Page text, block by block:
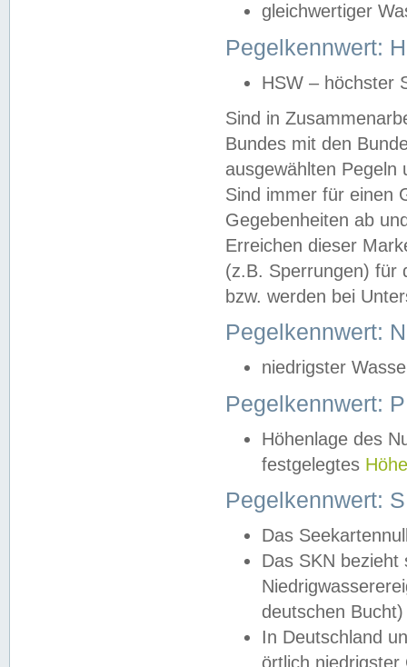
gleichwertiger
Pegelkennwert:
HSW – höchster
Sind in
Bundes mit den
ausgewählten
Sind immer für einen
Gegebenheiten ab
Erreichen dieser
(z.B. Sperrungen) für
bzw. werden bei
Pegelkennwert:
niedrigster
Pegelkennwert:
Höhenlage des
festgelegtes
Pegelkennwert:
Das
Das SKN
deutschen
In Deutschland
örtlich